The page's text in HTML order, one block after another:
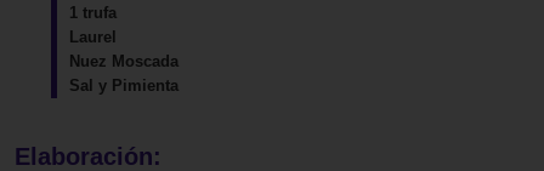
1 trufa
Laurel
Nuez Moscada
Sal y Pimienta
Elaboración: